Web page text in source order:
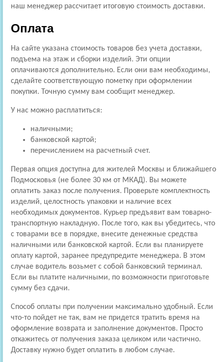
наш менеджер рассчитает итоговую стоимость доставки.
Оплата
На сайте указана стоимость товаров без учета доставки,
подъема на этаж и сборки изделий. Эти опции
оплачиваются дополнительно. Если они вам необходимы,
сделайте соответствующую пометку при оформлении
покупки. Точную сумму вам сообщит менеджер.
У нас можно расплатиться:
наличными;
банковской картой;
перечислением на расчетный счет.
Первая опция доступна для жителей Москвы и ближайшего
Подмосковья (не более 30 км от МКАД). Вы можете
оплатить заказ после получения. Проверьте комплектность
изделий, целостность упаковки и наличие всех
необходимых документов. Курьер предъявит вам товарно-
транспортную накладную. После того, как вы убедитесь, что
с товарами все в порядке, внесите денежные средства
наличными или банковской картой. Если вы планируете
оплату картой, заранее предупредите менеджера. В этом
случае водитель возьмет с собой банковский терминал.
Если вы платите наличными, по возможности приготовьте
сумму без сдачи.
Способ оплаты при получении максимально удобный. Если
что-то пойдет не так, вам не придется тратить время на
оформление возврата и заполнение документов. Просто
откажитесь от получения заказа целиком или частично.
Доставку нужно будет оплатить в любом случае.